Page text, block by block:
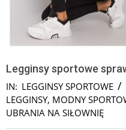
Legginsy sportowe
IN: LEGGINSY SPORTOWE
LEGGINSY, MODNY
UBRANIA NA SIŁOWNIĘ